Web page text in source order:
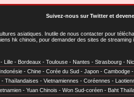
Suivez-nous sur Twitteret
asiatiques . Inutile de nous contacter pour
hk chinois, pour demander des sites de
- Lille - Bordeaux - Toulouse - Nantes - Strasbourg -
Indonésie - Chine - Corée du Sud - Japon - Cambodge -
- Thaïlandaises - Vietnamiennes - Coréennes -
- Yuan Chinois - Won Sud-coréen - Baht